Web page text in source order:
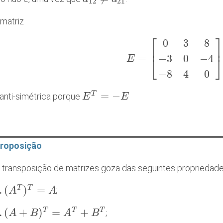
E = ⎡
⎣
⎢
0
−3
−8
3
0
4
8
−4
0
⎤
⎦⎥
E= 0 8−3 −4 40]
simétrica porque ET = −E
ET= −E
transposição de matrizes goza das seguintes
(AT )T = A
(AT) T= A ;
(A + B)T = AT + BT
(A+ B) T=AT +B T ;